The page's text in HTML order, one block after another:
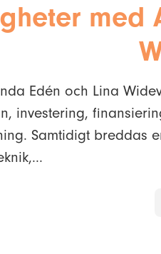
med
Edén och Lina
investering,
Samtidigt breddas